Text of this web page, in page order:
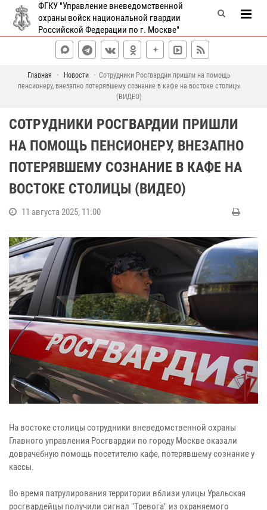
ФГКУ "Управление вневедомственной
охраны войск национальной гвардии
Российской Федерации по г. Москве"
Главная Новости
Сотрудники Росгвардии пришли на помощь
пенсионеру, внезапно потерявшему сознание в кафе на востоке столицы
(ВИДЕО)
СОТРУДНИКИ РОСГВАРДИИ ПРИШЛИ
НА ПОМОЩЬ ПЕНСИОНЕРУ, ВНЕЗАПНО
ПОТЕРЯВШЕМУ СОЗНАНИЕ В КАФЕ НА
ВОСТОКЕ СТОЛИЦЫ (ВИДЕО)
11 августа 2025, 11:00
На востоке столицы сотрудники вневедомственной охраны
Главного управления Росгвардии по городу Москве оказали
доврачебную помощь посетителю кафе, потерявшему сознание у
кассы.
Во время патрулирования территории вблизи улицы Уральская
росгвардейцы получили сигнал "Тревога" из охраняемого